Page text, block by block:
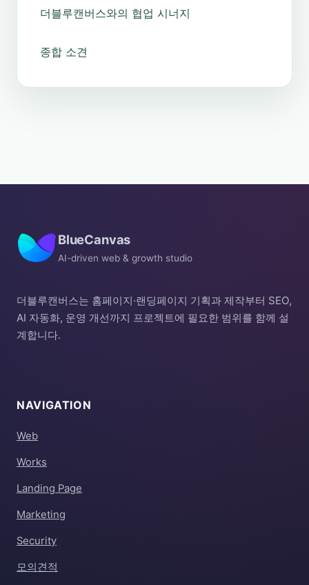
더블루캔버스와의 협업 시너지
종합 소견
BlueCanvas
AI-driven web & growth studio
더블루캔버스는 홈페이지·랜딩페이지 기획과 제작부터 SEO,
AI 자동화, 운영 개선까지 프로젝트에 필요한 범위를 함께 설
계합니다.
NAVIGATION
Web
Works
Landing Page
Marketing
Security
모의견적